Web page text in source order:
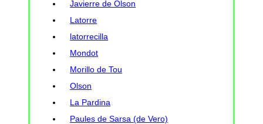
Javierre de Olson
Latorre
latorrecilla
Mondot
Morillo de Tou
Olson
La Pardina
Paules de Sarsa (de Vero)